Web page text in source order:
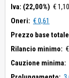
Iva: (22,00%) € 1,10
Oneri: € 0,61
Prezzo base
Rilancio minimo:
Cauzione minima: